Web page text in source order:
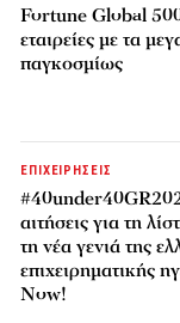
Fortune Global
εταιρείες με τα
παγκοσμίως
ΕΠΙΧΕΙΡΗΣΕΙΣ
αιτήσεις για τη
τη νέα γενιά της
επιχειρηματικής
Now!